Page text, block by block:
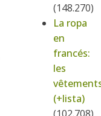
(148.270)
La ropa
en
francés:
les
(+lista)